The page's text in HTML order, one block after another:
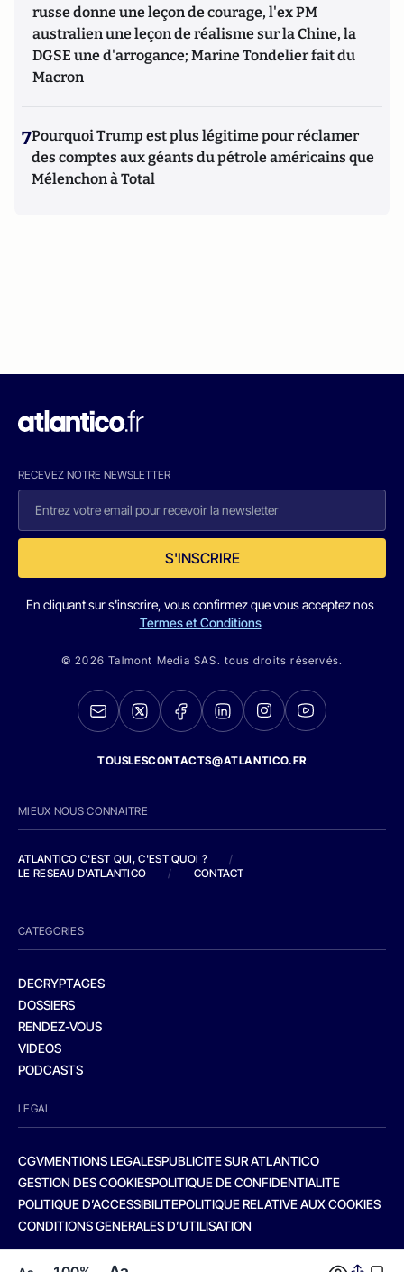
russe donne une leçon de courage, l'ex PM
australien une leçon de réalisme sur la Chine, la
DGSE une d'arrogance; Marine Tondelier fait du
Macron
7Pourquoi Trump est plus légitime pour réclamer
des comptes aux géants du pétrole américains que
Mélenchon à Total
RECEVEZ NOTRE NEWSLETTER
S'INSCRIRE
En cliquant sur s'inscrire, vous confirmez que vous acceptez nos
Termes et Conditions
© 2026 Talmont Media SAS. tous droits réservés.
TOUSLESCONTACTS@ATLANTICO.FR
MIEUX NOUS CONNAITRE
ATLANTICO C'EST QUI, C'EST QUOI ?
/
LE RESEAU D'ATLANTICO
/ CONTACT
CATEGORIES
DECRYPTAGES
DOSSIERS
RENDEZ-VOUS
VIDEOS
PODCASTS
LEGAL
CGVMENTIONS LEGALESPUBLICITE SUR ATLANTICO
GESTION DES COOKIESPOLITIQUE DE CONFIDENTIALITE
POLITIQUE D’ACCESSIBILITEPOLITIQUE RELATIVE AUX COOKIES
CONDITIONS GENERALES D’UTILISATION